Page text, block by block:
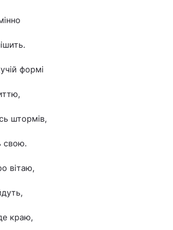
формі
штормів,
свою.
вітаю,
краю,